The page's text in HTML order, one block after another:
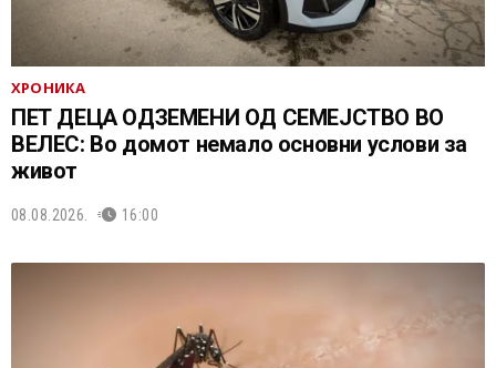
ХРОНИКА
ПЕТ ДЕЦА ОДЗЕМЕНИ ОД СЕМЕЈСТВО ВО
ВЕЛЕС: Во домот немало основни услови за
живот
08.08.2026. 16:00